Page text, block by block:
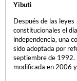
Yibuti
Después de las leyes
constitucionales el
independencia, una
sido adoptada por
septiembre de 1992.
modificada en 2006